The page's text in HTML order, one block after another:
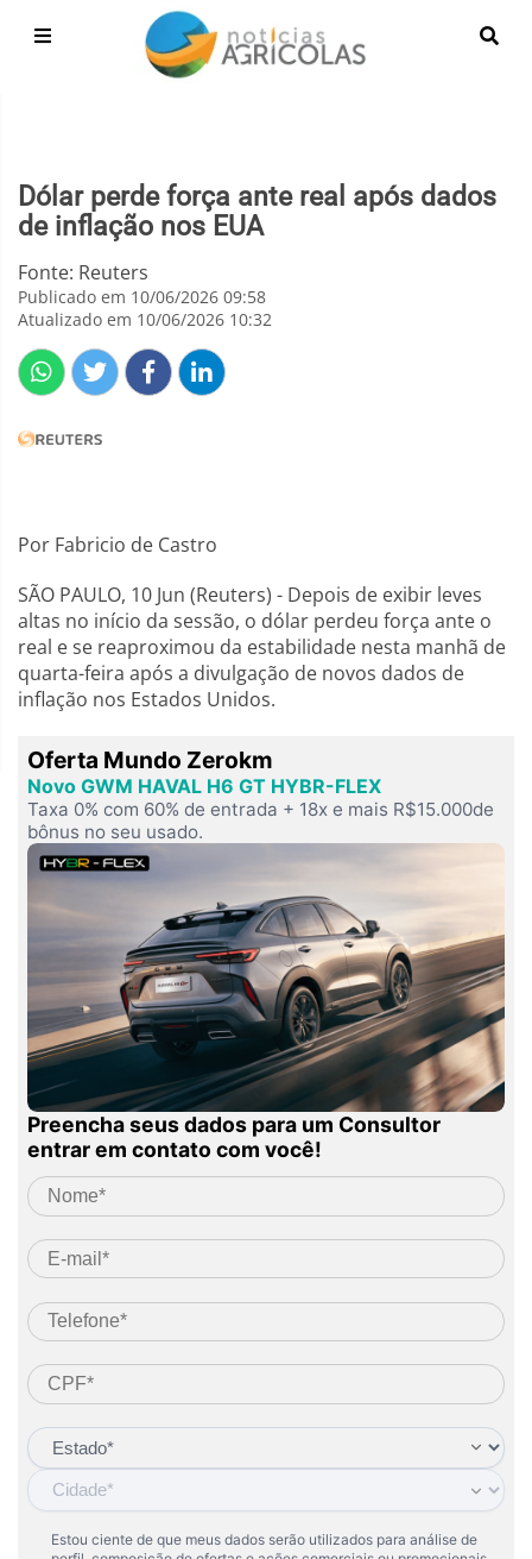
Dólar perde força ante real após dados
de inflação nos EUA
Fonte: Reuters
Publicado em 10/06/2026 09:58
Atualizado em 10/06/2026 10:32
Por Fabricio de Castro
SÃO PAULO, 10 Jun (Reuters) - Depois de exibir leves
altas no início da sessão, o dólar perdeu força ante o
real e se reaproximou da estabilidade nesta manhã de
quarta-feira após a divulgação de novos dados de
inflação nos Estados Unidos.